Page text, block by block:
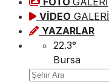
VİDEO GALERİ
YAZARLAR
22.3°
Bursa